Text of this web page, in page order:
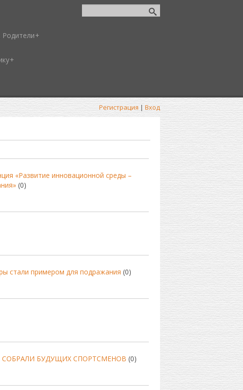
Родители
Регистрация | Вход
«Развитие инновационной среды –
(0)
стали примером для подражания (0)
БУДУЩИХ СПОРТСМЕНОВ (0)